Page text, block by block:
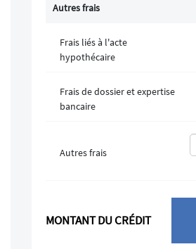
Autres frais
Frais liés à l'acte
hypothécaire
Frais de dossier et expertise
bancaire
Autres frais
MONTANT DU CRÉDIT